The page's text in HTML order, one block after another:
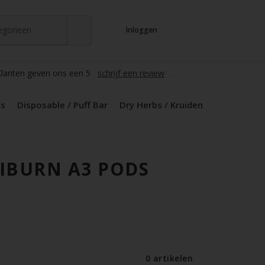
Inloggen
geven ons een 5 schrijf een review
Disposable / Puff Bar Dry Herbs / Kruiden
A3 PODS
0 artikelen